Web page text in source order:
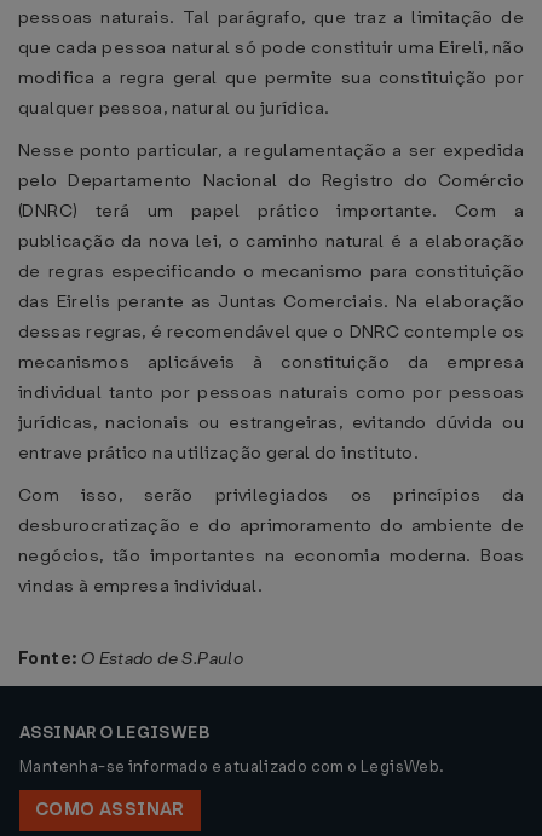
pessoas naturais. Tal parágrafo, que traz a limitação de
que cada pessoa natural só pode constituir uma Eireli, não
modifica a regra geral que permite sua constituição por
qualquer pessoa, natural ou jurídica.
Nesse ponto particular, a regulamentação a ser expedida
pelo Departamento Nacional do Registro do Comércio
(DNRC) terá um papel prático importante. Com a
publicação da nova lei, o caminho natural é a elaboração
de regras especificando o mecanismo para constituição
das Eirelis perante as Juntas Comerciais. Na elaboração
dessas regras, é recomendável que o DNRC contemple os
mecanismos aplicáveis à constituição da empresa
individual tanto por pessoas naturais como por pessoas
jurídicas, nacionais ou estrangeiras, evitando dúvida ou
entrave prático na utilização geral do instituto.
Com isso, serão privilegiados os princípios da
desburocratização e do aprimoramento do ambiente de
negócios, tão importantes na economia moderna. Boas
vindas à empresa individual.
Fonte: O Estado de S.Paulo
ASSINAR O LEGISWEB
Mantenha-se informado e atualizado com o LegisWeb.
COMO ASSINAR